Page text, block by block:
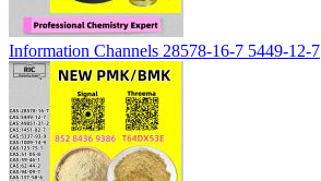
Information Channels 28578-16-7 5449-12-7